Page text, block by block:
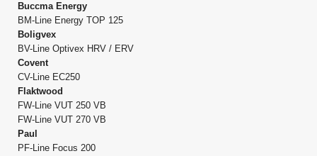
Buccma Energy
BM-Line Energy TOP 125
Boligvex
BV-Line Optivex HRV / ERV
Covent
CV-Line EC250
Flaktwood
FW-Line VUT 250 VB
FW-Line VUT 270 VB
Paul
PF-Line Focus 200